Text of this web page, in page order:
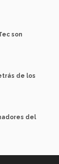
son
de los
del